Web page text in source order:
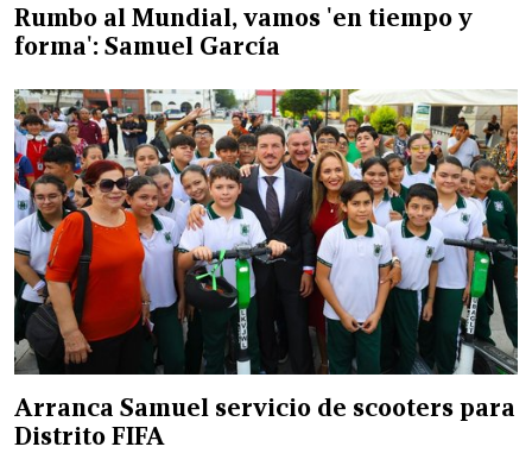
Rumbo al Mundial, vamos 'en tiempo y
forma': Samuel García
Arranca Samuel servicio de scooters para
Distrito FIFA